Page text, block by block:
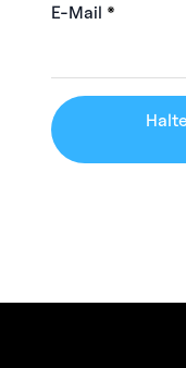
E-Mail *